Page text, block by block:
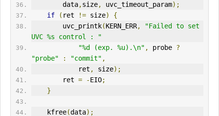
        data
,size, uvc_timeout_param);
if
( ret != size)
{
        uvc_printk
(KERN_ ERR,
"Failed to set
UVC %s control : "
"%d (exp. %u).\n" , probe ?
"probe"
: "commit" ,
            ret
, size);
        ret
= -EIO;
}
    kfree
(data);